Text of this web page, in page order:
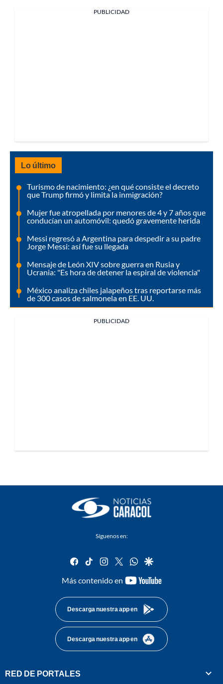
PUBLICIDAD
Lo último
Turismo de nacimiento: ¿en qué consiste el decreto
que Trump firmó y limita la inmigración?
Mujer fue atropellada por menores de 4 y 7 años que
conducían un automóvil: quedó gravemente herida
Messi regresó a Argentina para despedir a su padre
Jorge Messi: así fue su llegada
Mensaje de León XIV sobre guerra en Rusia y
Ucrania: "Es hora de detener la espiral de violencia"
México analiza chiles jalapeños tras reportarse más
de 300 casos de salmonela en EE. UU.
PUBLICIDAD
Síguenos en:
facebook
tiktok instagram
twitterwhatsapp
google
Más contenido en
youtube-
Descarga nuestra app en
Descarga nuestra app en
RED DE PORTALES